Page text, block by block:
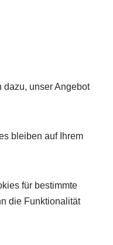
unser Angebot
bleiben auf Ihrem
für bestimmte
die Funktionalität